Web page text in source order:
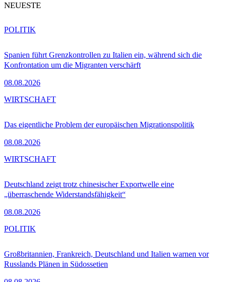
NEUESTE
Spanien führt Grenzkontrollen zu Italien ein, während sich die
Konfrontation um die Migranten verschärft
08.08.2026
POLITIK
Das eigentliche Problem der europäischen Migrationspolitik
08.08.2026
WIRTSCHAFT
Deutschland zeigt trotz chinesischer Exportwelle eine
„überraschende Widerstandsfähigkeit“
08.08.2026
WIRTSCHAFT
Großbritannien, Frankreich, Deutschland und Italien warnen vor
Russlands Plänen in Südossetien
POLITIK